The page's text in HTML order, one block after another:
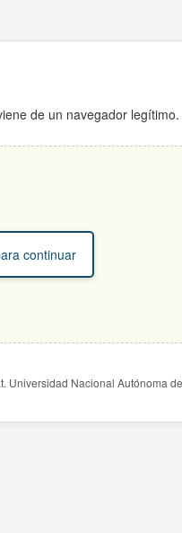
de un navegador legítimo.
continuar
Universidad Nacional Autónoma